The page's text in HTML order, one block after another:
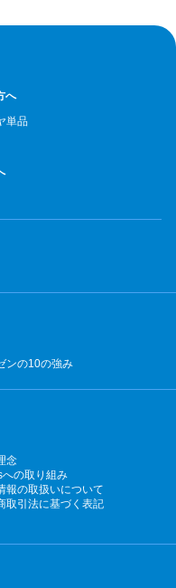
へ
単品
ンの10の強み
念
への取り組み
報の取扱いについて
取引法に基づく表記